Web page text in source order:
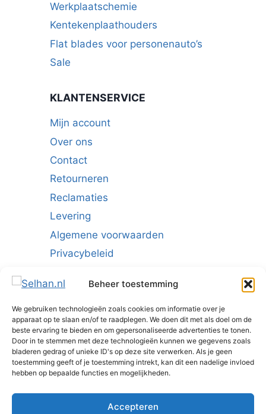
Beheer toestemming
We gebruiken technologieën zoals cookies om informatie over je
apparaat op te slaan en/of te raadplegen. We doen dit met als doel om de
beste ervaring te bieden en om gepersonaliseerde advertenties te tonen.
Door in te stemmen met deze technologieën kunnen we gegevens zoals
bladeren gedrag of unieke ID's op deze site verwerken. Als je geen
toestemming geeft of je toestemming intrekt, kan dit een nadelige invloed
hebben op bepaalde functies en mogelijkheden.
Accepteren
Werkplaatschemie
Kentekenplaathouders
Flat blades voor personenauto’s
Sale
KLANTENSERVICE
Mijn account
Over ons
Contact
Retourneren
Reclamaties
Levering
Algemene voorwaarden
Privacybeleid
Schrijf u in voor de nieuwsbrief:
E-mailadres*